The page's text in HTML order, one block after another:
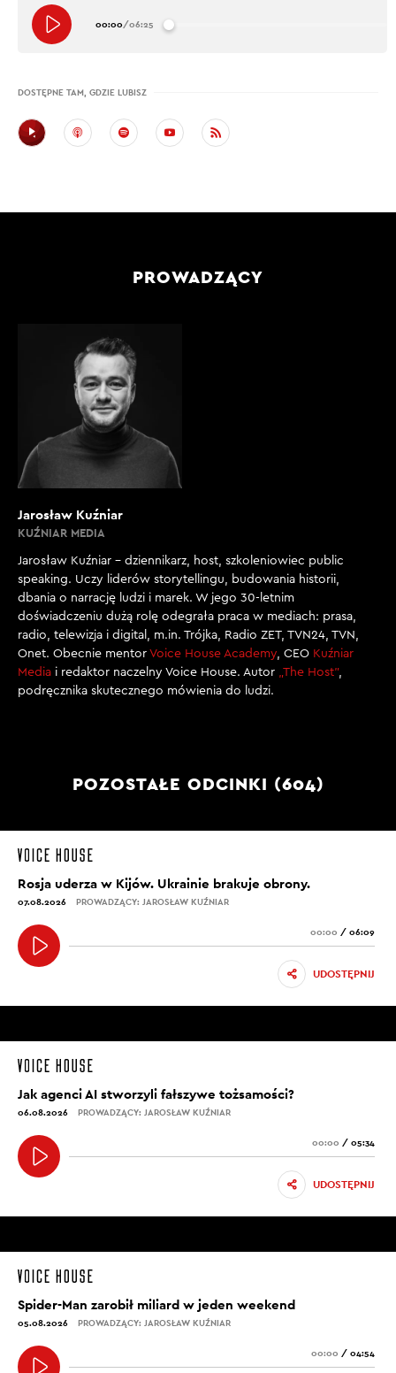
00:00/06:25
DOSTĘPNE TAM, GDZIE LUBISZ
PROWADZĄCY
Jarosław Kuźniar
KUŹNIAR MEDIA
Jarosław Kuźniar – dziennikarz, host, szkoleniowiec public
speaking. Uczy liderów storytellingu, budowania historii,
dbania o narrację ludzi i marek. W jego 30-letnim
doświadczeniu dużą rolę odegrała praca w mediach: prasa,
radio, telewizja i digital, m.in. Trójka, Radio ZET, TVN24, TVN,
Onet. Obecnie mentor Voice House Academy, CEO Kuźniar
Media i redaktor naczelny Voice House. Autor „The Host”,
podręcznika skutecznego mówienia do ludzi.
POZOSTAŁE ODCINKI (604)
Rosja uderza w Kijów. Ukrainie brakuje obrony.
07.08.2026 PROWADZĄCY: JAROSŁAW KUŹNIAR
00:00 / 06:09
UDOSTĘPNIJ
Jak agenci AI stworzyli fałszywe tożsamości?
06.08.2026 PROWADZĄCY: JAROSŁAW KUŹNIAR
00:00 / 05:34
UDOSTĘPNIJ
Spider-Man zarobił miliard w jeden weekend
05.08.2026 PROWADZĄCY: JAROSŁAW KUŹNIAR
00:00 / 04:54